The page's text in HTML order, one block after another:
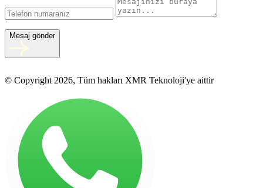
Mesaj gönder
© Copyright 2026, Tüm hakları XMR Teknoloji'ye aittir